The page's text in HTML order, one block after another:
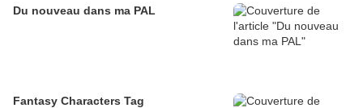
Du nouveau dans ma PAL
Fantasy Characters Tag